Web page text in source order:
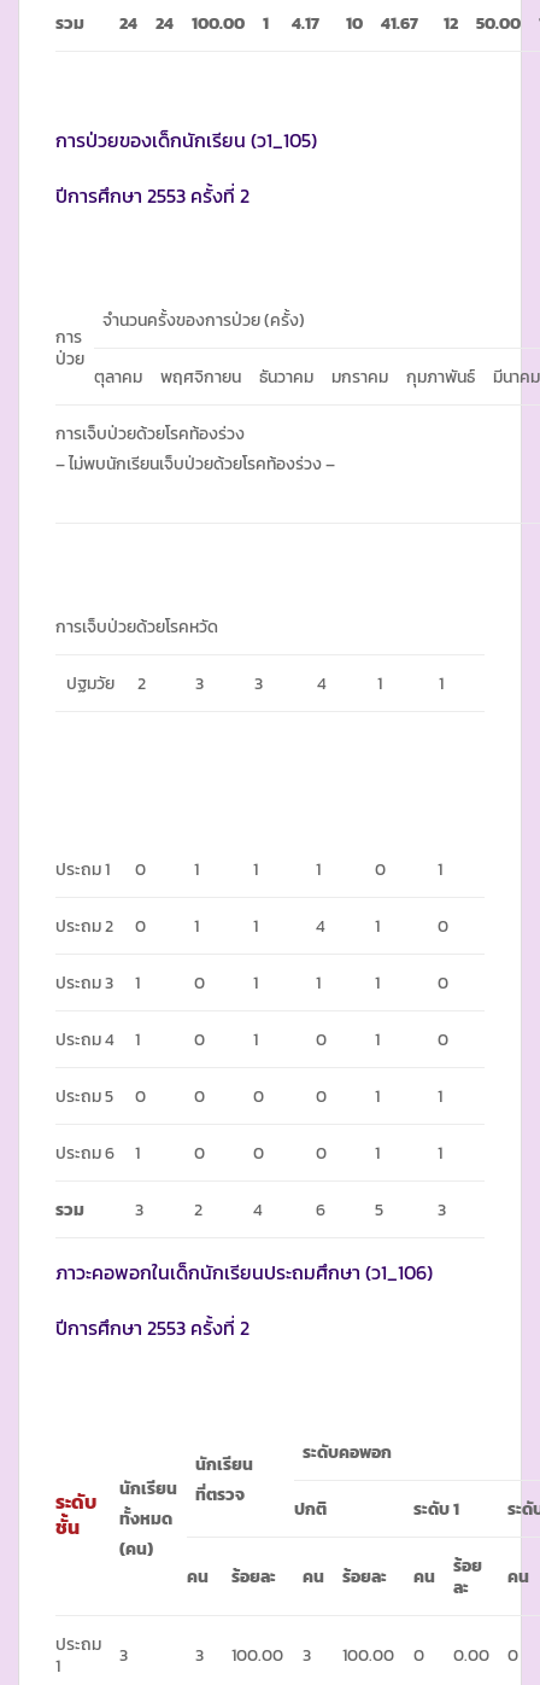
รวม 24 24 100.00 1 4.17 10 41.67 12 50.00
การป่วยของเด็กนักเรียน (ว1_105)
ปีการศึกษา 2553 ครั้งที่ 2
การ
ป่วย
จำนวนครั้งของการป่วย (ครั้ง)
ตุลาคม พฤศจิกายน ธันวาคม มกราคม กุมภาพันธ์ มีนาคม
การเจ็บป่วยด้วยโรคท้องร่วง
– ไม่พบนักเรียนเจ็บป่วยด้วยโรคท้องร่วง –
การเจ็บป่วยด้วยโรคหวัด
ปฐมวัย 2 3 3 4 1 1
ประถม 1 0 1 1 1 0 1
ประถม 2 0 1 1 4 1 0
ประถม 3 1 0 1 1 1 0
ประถม 4 1 0 1 0 1 0
ประถม 5 0 0 0 0 1 1
ประถม 6 1 0 0 0 1 1
รวม 3 2 4 6 5 3
ภาวะคอพอกในเด็กนักเรียนประถมศึกษา (ว1_106)
ปีการศึกษา 2553 ครั้งที่ 2
ระดับ
ชั้น
นักเรียน
ทั้งหมด
(คน)
นักเรียน
ที่ตรวจ
ระดับคอพอก
ปกติ ระดับ1 ระ
คน ร้อยละ คน ร้อยละ คน
ร้อย
ละ
คน
ประถม
1
3 3 100.00 3 100.00 0 0.00 0